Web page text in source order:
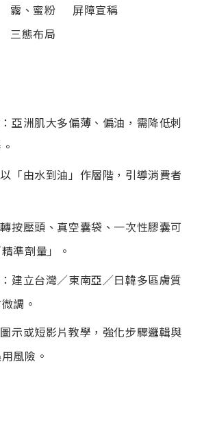
霧、蜜粉
三態布局
屏障宣稱
：亞洲肌大多偏薄、偏油，需降低刺
以「由水到油」作層階，引導消費者
轉按壓頭、真空囊袋、一次性膠囊可
準劑量」。
：建立台灣／東南亞／日韓多區膚質
調。
圖示或短影片教學，強化步驟邏輯與
風險。